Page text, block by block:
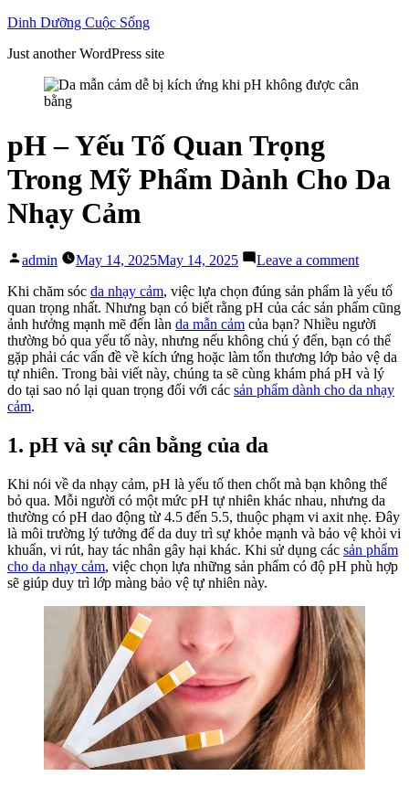
Skip
content
Dinh Dưỡng Cuộc Sống
Just another WordPress site
pH – Yếu Tố Quan Trọng
Trong Mỹ Phẩm Dành Cho Da
Nhạy Cảm
Posted
admin May 14, 2025May 14, 2025 Leave a commenton
–
Yếu
Tố
Quan
Trọng
Trong
Mỹ
Cảm
Khi chăm sóc da nhạy cảm, việc lựa chọn đúng sản phẩm là yếu tố
quan trọng nhất. Nhưng bạn có biết rằng pH của các sản phẩm cũng
ảnh hưởng mạnh mẽ đến làn da mẫn cảm của bạn? Nhiều người
thường bỏ qua yếu tố này, nhưng nếu không chú ý đến, bạn có thể
gặp phải các vấn đề về kích ứng hoặc làm tổn thương lớp bảo vệ da
tự nhiên. Trong bài viết này, chúng ta sẽ cùng khám phá pH và lý
do tại sao nó lại quan trọng đối với các sản phẩm dành cho da nhạy
cảm.
1. pH và sự cân bằng của da
Khi nói về da nhạy cảm, pH là yếu tố then chốt mà bạn không thể
bỏ qua. Mỗi người có một mức pH tự nhiên khác nhau, nhưng da
thường có pH dao động từ 4.5 đến 5.5, thuộc phạm vi axit nhẹ. Đây
là môi trường lý tưởng để da duy trì sự khỏe mạnh và bảo vệ khỏi vi
khuẩn, vi rút, hay tác nhân gây hại khác. Khi sử dụng các sản phẩm
cho da nhạy cảm, việc chọn lựa những sản phẩm có độ pH phù hợp
sẽ giúp duy trì lớp màng bảo vệ tự nhiên này.